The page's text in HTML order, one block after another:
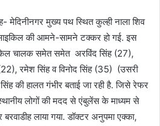
मेदिनीनगर मुख्य पथ स्थित कुल्‍ही नाला शिव
की आमने-सामने टक्कर हो गई. इस
चालक समेत समेत अरविंद सिंह (27),
रमेश सिंह व विनोद सिंह (35) (उसरी
की हालत गंभीर बताई जा रही है. जिसे रेफर
लोगों की मदद से एंबुलेंस के माध्यम से
लाया गया. डॉक्टर अनुपमा एक्का,